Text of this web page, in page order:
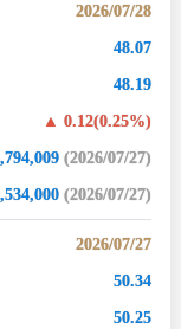
2026/07/28
48.07
48.19
0.12(0.25%)
(2026/07/27)
(2026/07/27)
2026/07/27
50.34
50.25